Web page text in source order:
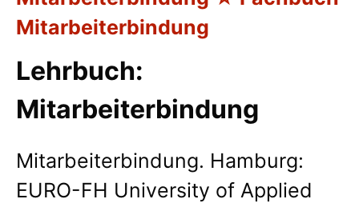
Mitarbeiterbindung
Lehrbuch:
Mitarbeiterbindung
Mitarbeiterbindung. Hamburg:
EURO-FH University of Applied